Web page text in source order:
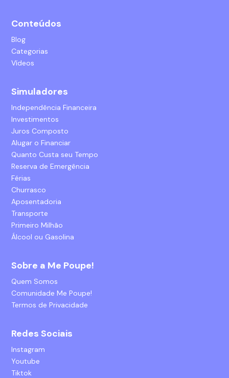
Conteúdos
Blog
Categorias
Vídeos
Simuladores
Independência Financeira
Investimentos
Juros Composto
Alugar o Financiar
Quanto Custa seu Tempo
Reserva de Emergência
Férias
Churrasco
Aposentadoria
Transporte
Primeiro Milhão
Álcool ou Gasolina
Sobre a Me Poupe!
Quem Somos
Comunidade Me Poupe!
Termos de Privacidade
Redes Sociais
Instagram
Youtube
Tiktok